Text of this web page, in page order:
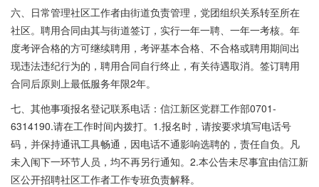
六、日常管理社区工作者由街道负责管理，党团组织关系转至所在
社区。聘用合同由其与街道签订，实行一年一聘、一年一考核。年
度考评合格的方可继续聘用，考评基本合格、不合格或聘用期间出
现违法违纪行为的，聘用合同自行终止，有关待遇取消。签订聘用
合同后原则上最低服务年限2年。
七、其他事项报名登记联系电话：信江新区党群工作部0701-
6314190.请在工作时间内拨打。1.报名时，请按要求填写电话号
码，并保持通讯工具畅通，因电话不通影响选聘的，责任自负。凡
未入闱下一环节人员，均不再另行通知。2.本公告未尽事宜由信江新
区公开招聘社区工作者工作专班负责解释。